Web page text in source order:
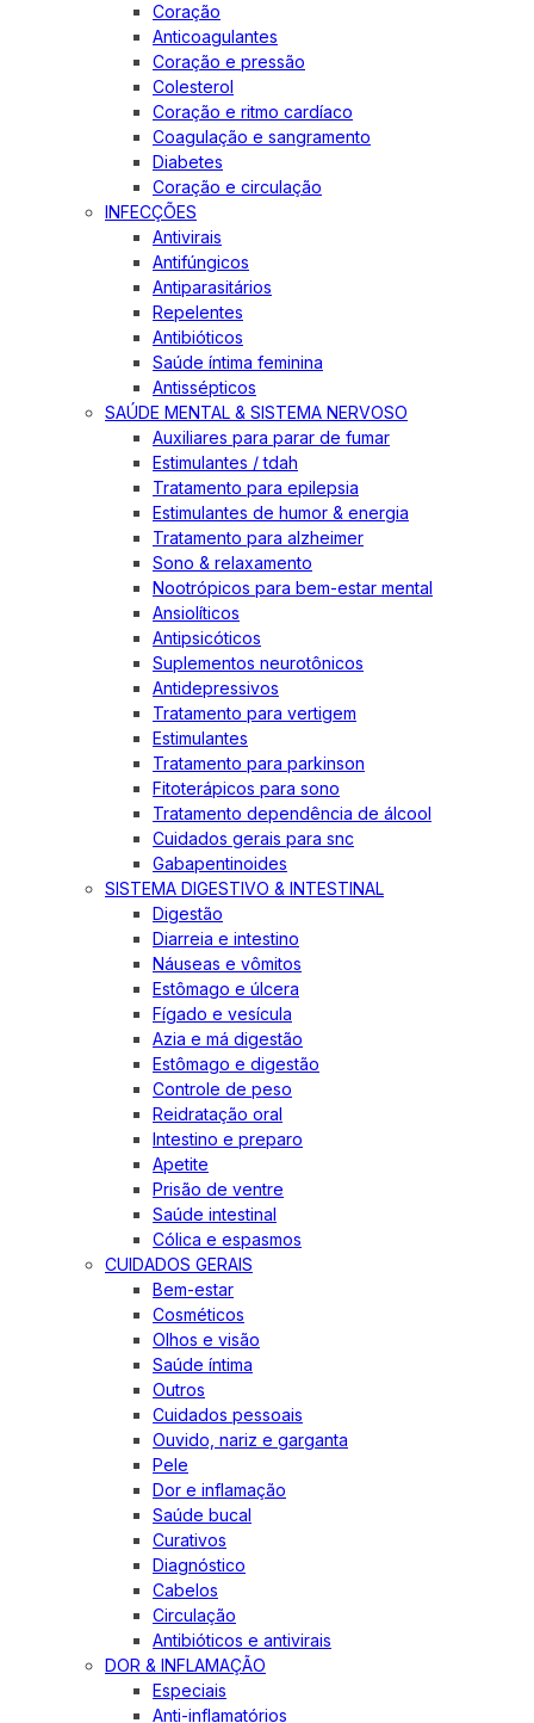
Coração
Anticoagulantes
Coração e pressão
Colesterol
Coração e ritmo cardíaco
Coagulação e sangramento
Diabetes
Coração e circulação
INFECÇÕES
Antivirais
Antifúngicos
Antiparasitários
Repelentes
Antibióticos
Saúde íntima feminina
Antissépticos
SAÚDE MENTAL & SISTEMA NERVOSO
Auxiliares para parar de fumar
Estimulantes / tdah
Tratamento para epilepsia
Estimulantes de humor & energia
Tratamento para alzheimer
Sono & relaxamento
Nootrópicos para bem-estar mental
Ansiolíticos
Antipsicóticos
Suplementos neurotônicos
Antidepressivos
Tratamento para vertigem
Estimulantes
Tratamento para parkinson
Fitoterápicos para sono
Tratamento dependência de álcool
Cuidados gerais para snc
Gabapentinoides
SISTEMA DIGESTIVO & INTESTINAL
Digestão
Diarreia e intestino
Náuseas e vômitos
Estômago e úlcera
Fígado e vesícula
Azia e má digestão
Estômago e digestão
Controle de peso
Reidratação oral
Intestino e preparo
Apetite
Prisão de ventre
Saúde intestinal
Cólica e espasmos
CUIDADOS GERAIS
Bem-estar
Cosméticos
Olhos e visão
Saúde íntima
Outros
Cuidados pessoais
Ouvido, nariz e garganta
Pele
Dor e inflamação
Saúde bucal
Curativos
Diagnóstico
Cabelos
Circulação
Antibióticos e antivirais
DOR & INFLAMAÇÃO
Especiais
Anti-inflamatórios